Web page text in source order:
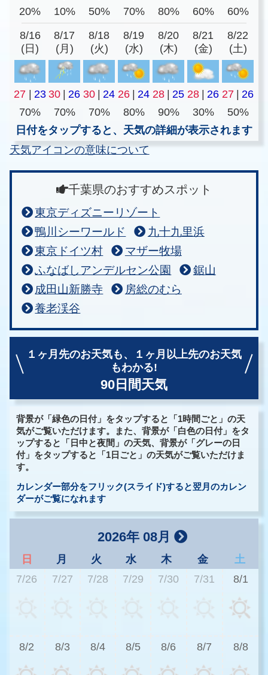
20%
10% 50% 70% 80% 60% 60%
8/16
(日)
8/17
(月)
8/18
(火)
8/19
(水)
8/20
(木)
8/21
(金)
8/22
(土)
27 | 23 30 | 26 30 | 24 26 | 24 28 | 25 28 | 26 27 | 26
70%
70% 70% 80% 90% 30%
50%
日付をタップすると、天気の詳細が表示されます
天気アイコンの意味について
千葉県のおすすめスポット
東京ディズニーリゾート
鴨川シーワールド
九十九里浜
東京ドイツ村
マザー牧場
ふなばしアンデルセン公園
鋸山
成田山新勝寺
房総のむら
養老渓谷
１ヶ月先のお天気も、
１ヶ月以上先のお天気
もわかる!
90日間天気
背景が「緑色の日付」をタップすると「1時間ごと」の天
気がご覧いただけます。また、背景が「白色の日付」をタ
ップすると「日中と夜間」の天気、背景が「グレーの日
付」をタップすると「1日ごと」の天気がご覧いただけま
す。
カレンダー部分をフリック(スライド)すると翌月のカレン
ダーがご覧になれます
2026年 08月
日 月 火 水 木 金
土
7/26
7/27 7/28 7/29 7/30 7/31 8/1
8/2 8/3 8/4 8/5 8/6 8/7 8/8